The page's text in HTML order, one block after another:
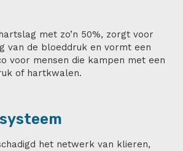
met zo’n 50%, zorgt voor
van de bloeddruk en vormt een
voor mensen die kampen met een
of hartkwalen.
het netwerk van klieren,